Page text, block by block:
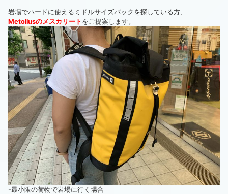
岩場でハードに使えるミドルサイズバックを探している方、
Metoliusのメスカリート をご提案します。
-最小限の荷物で岩場に行く場合